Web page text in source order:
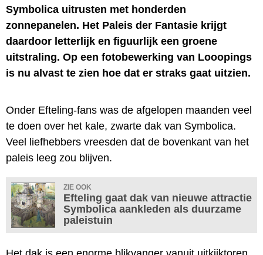
Symbolica uitrusten met honderden
zonnepanelen. Het Paleis der Fantasie krijgt
daardoor letterlijk en figuurlijk een groene
uitstraling. Op een fotobewerking van Looopings
is nu alvast te zien hoe dat er straks gaat uitzien.
Onder Efteling-fans was de afgelopen maanden veel
te doen over het kale, zwarte dak van Symbolica.
Veel liefhebbers vreesden dat de bovenkant van het
paleis leeg zou blijven.
ZIE OOK
Efteling gaat dak van nieuwe attractie
Symbolica aankleden als duurzame
paleistuin